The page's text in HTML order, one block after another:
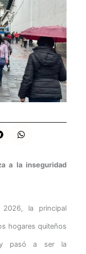
a la inseguridad
la principal
hogares quiteños
pasó a ser la